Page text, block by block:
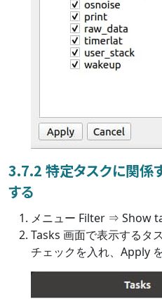
3.7.2 特定タスクに関係
する
メニュー Filter ⇒ Show
Tasks 画面で表示するタ
チェックを入れ、Apply